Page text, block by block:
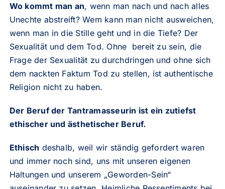
Wo kommt man an, wenn man nach und nach alles
Unechte abstreift? Wem kann man nicht ausweichen,
wenn man in die Stille geht und in die Tiefe? Der
Sexualität und dem Tod. Ohne bereit zu sein, die
Frage der Sexualität zu durchdringen und ohne sich
dem nackten Faktum Tod zu stellen, ist authentische
Religion nicht zu haben.
Der Beruf der Tantramasseurin ist ein zutiefst
ethischer und ästhetischer Beruf.
Ethisch deshalb, weil wir ständig gefordert waren
und immer noch sind, uns mit unseren eigenen
Haltungen und unserem „Geworden-Sein“